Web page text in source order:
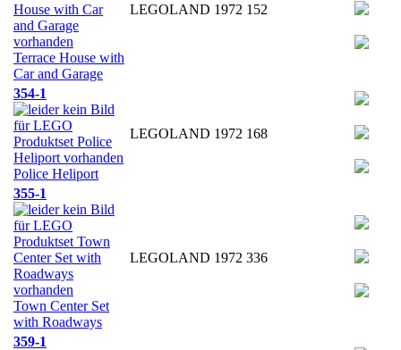
Terrace House with
Car and Garage
LEGOLAND 1972 152
354-1
Police Heliport
LEGOLAND 1972 168
355-1
Town Center Set
with Roadways
LEGOLAND 1972 336
359-1